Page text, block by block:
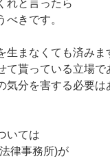
れと言ったら
べきです。
生まなくても済みま
て貰っている立場で
気分を害する必要は
いては
律事務所)が